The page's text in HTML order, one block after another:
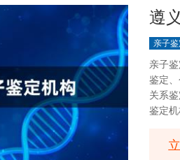
遵
亲子
亲子
鉴定
关系
鉴定